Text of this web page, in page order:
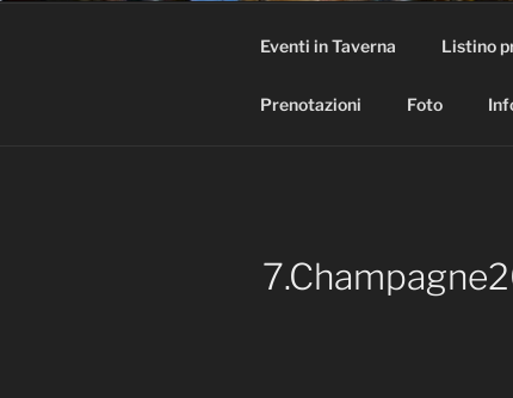
Eventi in Taverna Listino
Prenotazioni Foto